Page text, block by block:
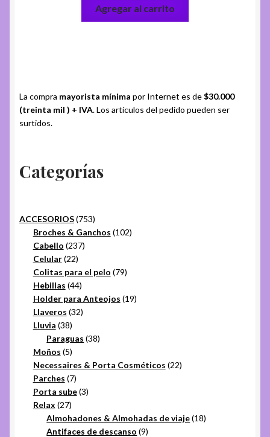
Agregar al carrito
La compra mayorista mínima por Internet es de$30.000
(treinta mil ) + IVA. Los artículos del pedido pueden ser
surtidos.
Categorías
ACCESORIOS 753753
productos
Broches & Ganchos 102102
Cabello 237237
Celular 2222
productos
Colitas para el pelo 7979
Hebillas 4444
productos
Holder para Anteojos 1919
Llaveros 3232
Lluvia 3838
productos
Paraguas 3838
Moños 55
productos
Necessaires & Porta Cosméticos 2222
Parches 77
productos
Porta sube 33
Relax 2727
productos
Almohadones & Almohadas de viaje 1818
Antifaces de descanso 99